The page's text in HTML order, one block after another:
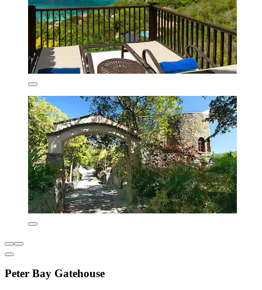
Peter Bay Gatehouse